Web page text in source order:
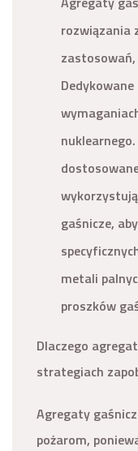
rozwiązania
gaśnicze,
metali
proszków
Dlaczego
strategiach
Agregaty
pożarom,